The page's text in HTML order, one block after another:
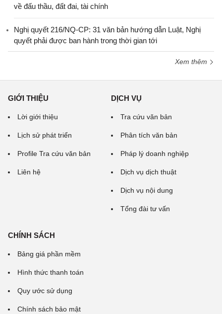
về đấu thầu, đất đai, tài chính
Nghị quyết 216/NQ-CP: 31 văn bản hướng dẫn Luật, Nghị
quyết phải được ban hành trong thời gian tới
Xem thêm
GIỚI THIỆU
Lời giới thiệu
Lịch sử phát triển
Profile Tra cứu văn bản
Liên hệ
DỊCH VỤ
Tra cứu văn bản
Phân tích văn bản
Pháp lý doanh nghiệp
Dịch vụ dịch thuật
Dịch vụ nội dung
Tổng đài tư vấn
CHÍNH SÁCH
Bảng giá phần mềm
Hình thức thanh toán
Quy ước sử dụng
Chính sách bảo mật